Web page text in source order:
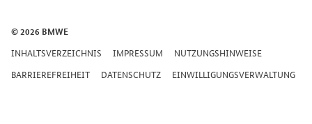
© 2026 BMWE
INHALTSVERZEICHNIS IMPRESSUM
NUTZUNGSHINWEISE
BARRIEREFREIHEIT
DATENSCHUTZ EINWILLIGUNGSVERWALTUNG